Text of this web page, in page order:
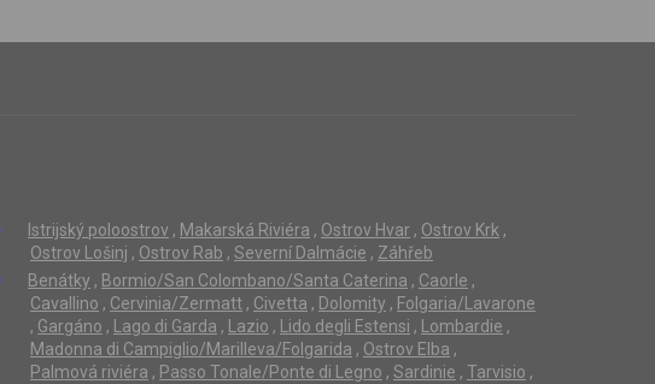
Istrijský poloostrov , Makarská Riviéra , Ostrov Hvar , Ostrov Krk ,
Ostrov Lošinj , Ostrov Rab , Severní Dalmácie , Záhřeb
Benátky , Bormio/San Colombano/Santa Caterina , Caorle ,
Cavallino , Cervinia/Zermatt , Civetta , Dolomity , Folgaria/Lavarone
, Gargáno , Lago di Garda , Lazio , Lido degli Estensi , Lombardie ,
Madonna di Campiglio/Marilleva/Folgarida , Ostrov Elba ,
Palmová riviéra , Passo Tonale/Ponte di Legno , Sardinie , Tarvisio ,